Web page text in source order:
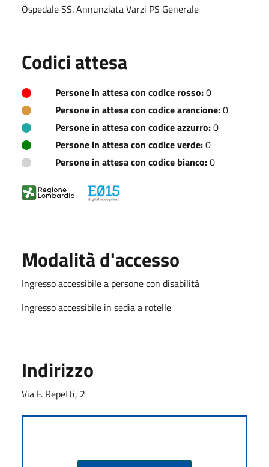
Ospedale SS. Annunziata Varzi PS Generale
Codici attesa
Persone in attesa con codice rosso:0
Persone in attesa con codice arancione:0
Persone in attesa con codice azzurro:0
Persone in attesa con codice verde:0
Persone in attesa con codice bianco:0
Modalità d'accesso
Ingresso accessibile a persone con disabilità
Ingresso accessibile in sedia a rotelle
Indirizzo
Via F. Repetti, 2